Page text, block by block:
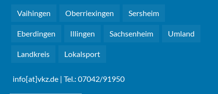
Vaihingen Oberriexingen Sersheim
Eberdingen Illingen Sachsenheim Umland
Landkreis Lokalsport
info[at]vkz.de | Tel.: 07042/91950